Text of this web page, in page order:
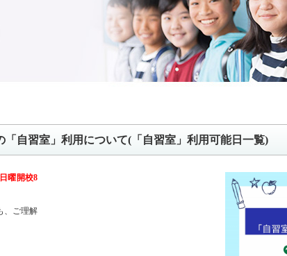
「自習室」利用について(「自習室」利用可能日一覧)
日曜開校8
、ご理解